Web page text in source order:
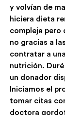
y volvían de
hiciera dieta
compleja pero
no gracias a
contratar a
nutrición.
un donador
Iniciamos el
tomar citas
doctora